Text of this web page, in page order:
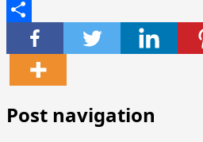
Email
Share
Post navigation